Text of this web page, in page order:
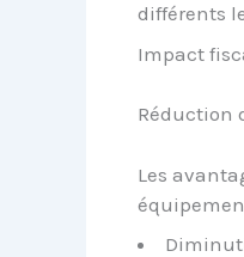
différents
Impact
Réduction
Les